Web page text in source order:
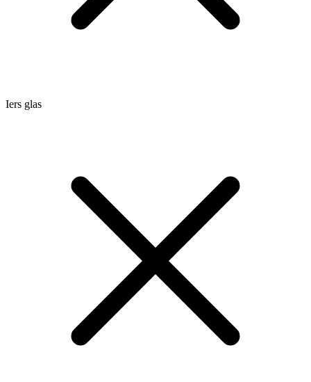
Iers glas